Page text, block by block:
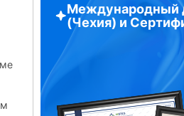
Международный
(Чехия) и